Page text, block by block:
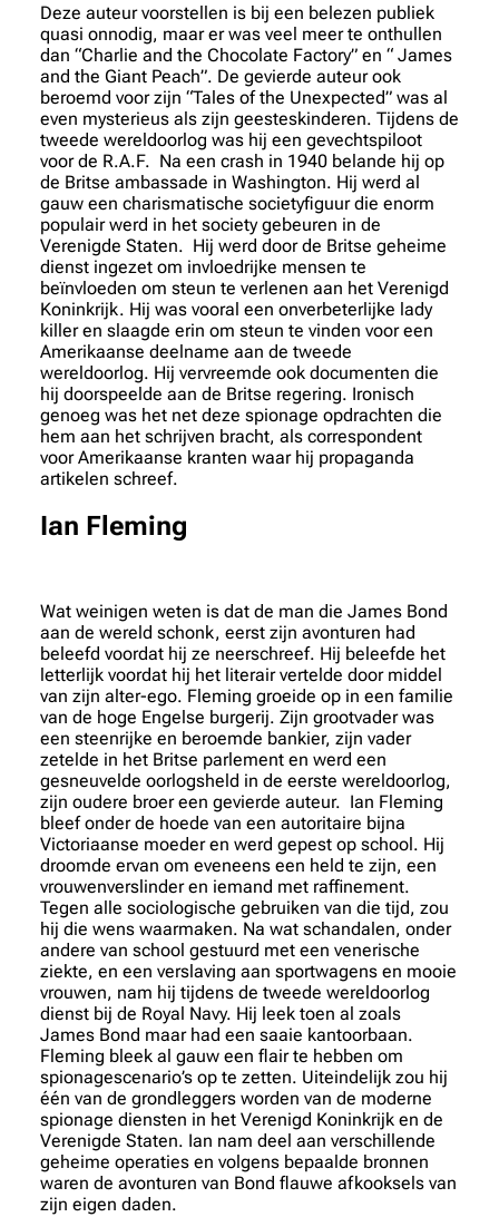
Deze auteur voorstellen is bij een belezen publiek
quasi onnodig, maar er was veel meer te onthullen
dan “Charlie and the Chocolate Factory” en “ James
and the Giant Peach”. De gevierde auteur ook
beroemd voor zijn “Tales of the Unexpected” was al
even mysterieus als zijn geesteskinderen. Tijdens de
tweede wereldoorlog was hij een gevechtspiloot
voor de R.A.F. Na een crash in 1940 belande hij op
de Britse ambassade in Washington. Hij werd al
gauw een charismatische societyfiguur die enorm
populair werd in het society gebeuren in de
Verenigde Staten. Hij werd door de Britse geheime
dienst ingezet om invloedrijke mensen te
beïnvloeden om steun te verlenen aan het Verenigd
Koninkrijk. Hij was vooral een onverbeterlijke lady
killer en slaagde erin om steun te vinden voor een
Amerikaanse deelname aan de tweede
wereldoorlog. Hij vervreemde ook documenten die
hij doorspeelde aan de Britse regering. Ironisch
genoeg was het net deze spionage opdrachten die
hem aan het schrijven bracht, als correspondent
voor Amerikaanse kranten waar hij propaganda
artikelen schreef.
Ian Fleming
Wat weinigen weten is dat de man die James Bond
aan de wereld schonk, eerst zijn avonturen had
beleefd voordat hij ze neerschreef. Hij beleefde het
letterlijk voordat hij het literair vertelde door middel
van zijn alter-ego. Fleming groeide op in een familie
van de hoge Engelse burgerij. Zijn grootvader was
een steenrijke en beroemde bankier, zijn vader
zetelde in het Britse parlement en werd een
gesneuvelde oorlogsheld in de eerste wereldoorlog,
zijn oudere broer een gevierde auteur. Ian Fleming
bleef onder de hoede van een autoritaire bijna
Victoriaanse moeder en werd gepest op school. Hij
droomde ervan om eveneens een held te zijn, een
vrouwenverslinder en iemand met raffinement.
Tegen alle sociologische gebruiken van die tijd, zou
hij die wens waarmaken. Na wat schandalen, onder
andere van school gestuurd met een venerische
ziekte, en een verslaving aan sportwagens en mooie
vrouwen, nam hij tijdens de tweede wereldoorlog
dienst bij de Royal Navy. Hij leek toen al zoals
James Bond maar had een saaie kantoorbaan.
Fleming bleek al gauw een flair te hebben om
spionagescenario’s op te zetten. Uiteindelijk zou hij
één van de grondleggers worden van de moderne
spionage diensten in het Verenigd Koninkrijk en de
Verenigde Staten. Ian nam deel aan verschillende
geheime operaties en volgens bepaalde bronnen
waren de avonturen van Bond flauwe afkooksels van
zijn eigen daden.